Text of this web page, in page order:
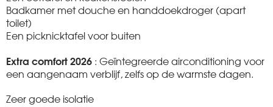
Badkamer met douche en handdoekdroger (apart
toilet)
Een picknicktafel voor buiten
Extra comfort 2026 : Geïntegreerde airconditioning voor
een aangenaam verblijf, zelfs op de warmste dagen.
Zeer goede isolatie